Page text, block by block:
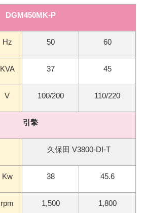
DGM450MK-P
Hz 50 60
KVA 37 45
V 100/200 110/220
引擎
久保田 V3800-DI-T
Kw 38 45.6
rpm 1,500 1,800